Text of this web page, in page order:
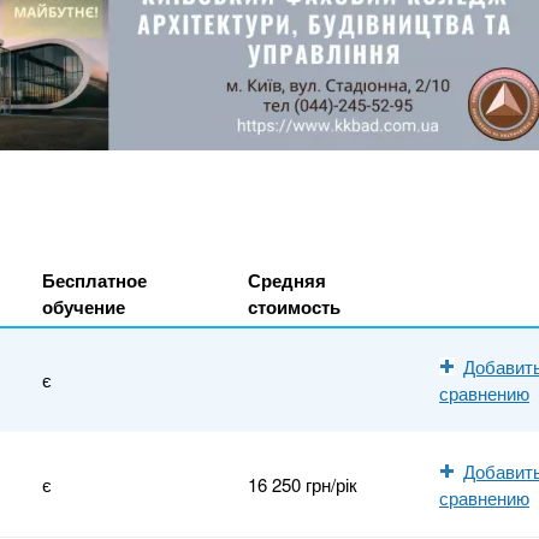
Бесплатное
обучение
Средняя
стоимость
є
сравнению
є 16 250 грн/рік
сравнению